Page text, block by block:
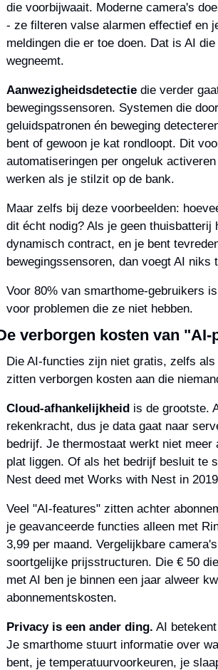
die voorbijwaait. Moderne camera's
- ze filteren valse alarmen effectief en
meldingen die er toe doen. Dat is AI
wegneemt.
Aanwezigheidsdetectie die verder
bewegingssensoren. Systemen die
geluidspatronen én beweging
bent of gewoon je kat rondloopt. Dit
automatiseringen per ongeluk
werken als je stilzit op de bank.
Maar zelfs bij deze voorbeelden:
dit écht nodig? Als je geen thuisbatterij
dynamisch contract, en je bent
bewegingssensoren, dan voegt AI niks
Voor 80% van smarthome-gebruikers
voor problemen die ze niet hebben.
verborgen kosten van "AI-
Die AI-functies zijn niet gratis, zelfs
zitten verborgen kosten aan die
Cloud-afhankelijkheid is de grootste.
rekenkracht, dus je data gaat naar
bedrijf. Je thermostaat werkt niet meer
plat liggen. Of als het bedrijf besluit te
Nest deed met Works with Nest in
Veel "AI-features" zitten achter
je geavanceerde functies alleen met
3,99 per maand. Vergelijkbare
soortgelijke prijsstructuren. Die € 50
met AI ben je binnen een jaar alweer
abonnementskosten.
Privacy is een ander ding. AI
Je smarthome stuurt informatie over
bent, je temperatuurvoorkeuren, je